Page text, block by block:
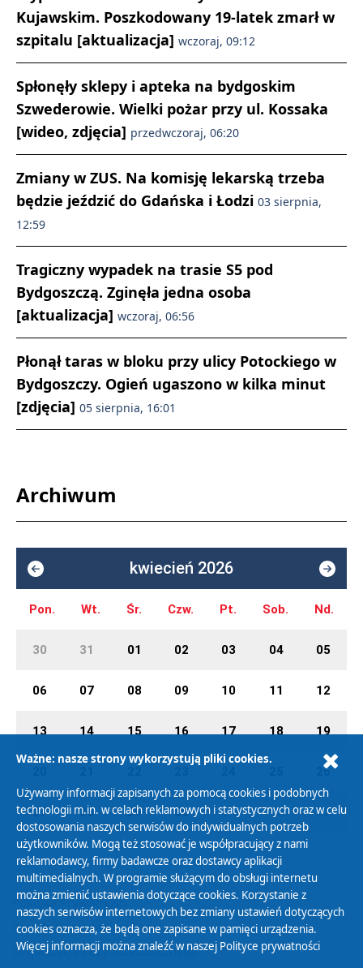
Kujawskim. Poszkodowany 19-latek zmarł w
szpitalu [aktualizacja] wczoraj, 09:12
Spłonęły sklepy i apteka na bydgoskim
Szwederowie. Wielki pożar przy ul. Kossaka
[wideo, zdjęcia] przedwczoraj, 06:20
Zmiany w ZUS. Na komisję lekarską trzeba
będzie jeździć do Gdańska i Łodzi 03 sierpnia,
12:59
Tragiczny wypadek na trasie S5 pod
Bydgoszczą. Zginęła jedna osoba
[aktualizacja] wczoraj, 06:56
Płonął taras w bloku przy ulicy Potockiego w
Bydgoszczy. Ogień ugaszono w kilka minut
[zdjęcia] 05 sierpnia, 16:01
Archiwum
kwiecień 2026
Pon. Wt. Śr. Czw. Pt. Sob. Nd.
30 31 01 02 03 04 05
06 07 08 09 10 11 12
13 14 15 16 17 18 19
26
27 28 29 30 01 02 03
Polityka Prywatności
Zasady korzystania z Serwisu
Organizacje Pożytku Publicznego
Ważne: nasze strony wykorzystują pliki cookies.
Używamy informacji zapisanych za pomocą cookies i podobnych
technologii m.in. w celach reklamowych i statystycznych oraz w celu
dostosowania naszych serwisów do indywidualnych potrzeb
użytkowników. Mogą też stosować je współpracujący z nami
reklamodawcy, firmy badawcze oraz dostawcy aplikacji
multimedialnych. W programie służącym do obsługi internetu
można zmienić ustawienia dotyczące cookies. Korzystanie z
naszych serwisów internetowych bez zmiany ustawień dotyczących
cookies oznacza, że będą one zapisane w pamięci urządzenia.
Więcej informacji można znaleźć w naszej Polityce prywatności